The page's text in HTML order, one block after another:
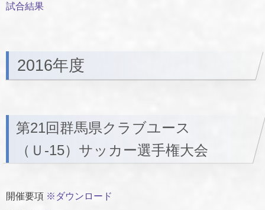
試合結果
2016年度
第21回群馬県クラブユース
（Ｕ-15）サッカー選手権大会
開催要項 ※ダウンロード